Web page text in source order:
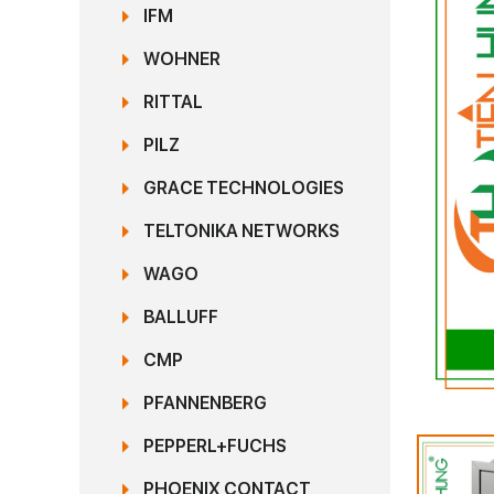
IFM
WOHNER
RITTAL
PILZ
GRACE TECHNOLOGIES
TELTONIKA NETWORKS
WAGO
BALLUFF
CMP
PFANNENBERG
PEPPERL+FUCHS
PHOENIX CONTACT